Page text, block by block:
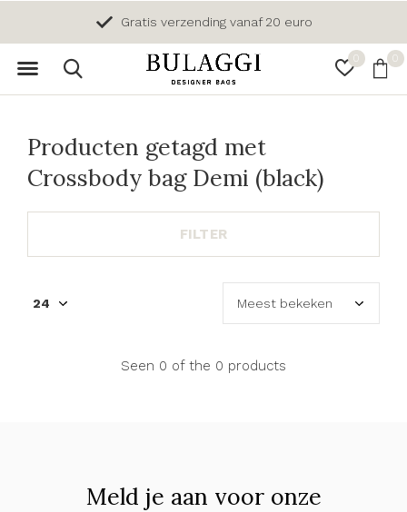
0 0
Gratis verzending vanaf 20 euro
Producten getagd met
Crossbody bag Demi (black)
FILTER
Seen 0 of the 0 products
Meld je aan voor onze